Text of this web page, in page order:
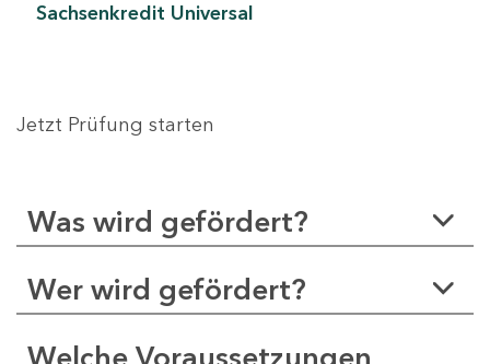
Sachsenkredit Universal
Jetzt Prüfung starten
Was wird gefördert?
Wer wird gefördert?
Welche Voraussetzungen